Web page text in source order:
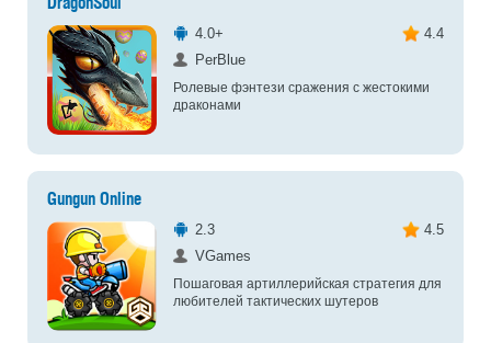
DragonSoul
4.0+
4.4
PerBlue
Ролевые фэнтези сражения с жестокими
драконами
Gungun Online
2.3
4.5
VGames
Пошаговая артиллерийская стратегия для
любителей тактических шутеров